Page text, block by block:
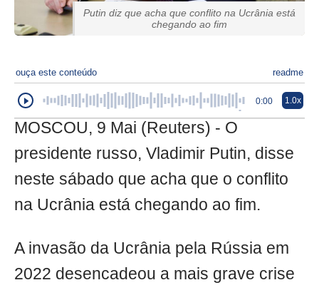
Putin diz que acha que conflito na Ucrânia está
chegando ao fim
ouça este conteúdo readme
0:00 1.0x
MOSCOU, 9 Mai (Reuters) - O
presidente russo, Vladimir Putin, disse
neste sábado que acha que o conflito
na Ucrânia está chegando ao fim.
A invasão da Ucrânia pela Rússia em
2022 desencadeou a mais grave crise